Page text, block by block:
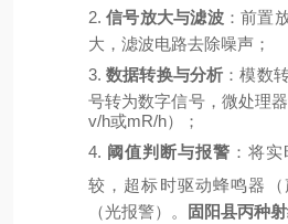
2.信号放大与滤波：前置
大，滤波电路去除噪声；
3.数据转换与分析 ：模数
号转为数字信号，微处理
v/h或mR/h）；
4. 阈值判断与报警 ：将
较，超标时驱动蜂鸣器（
（光报警）。
固阳县丙种